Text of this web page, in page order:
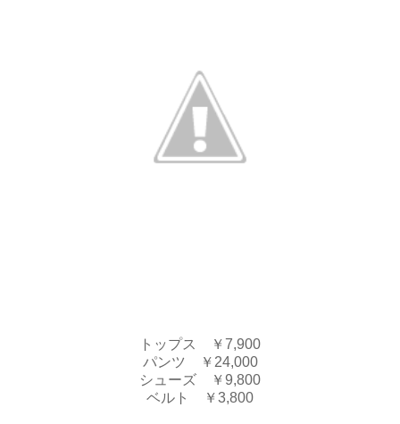
トップス ￥7,900
パンツ ￥24,000
シューズ ￥9,800
ベルト ￥3,800